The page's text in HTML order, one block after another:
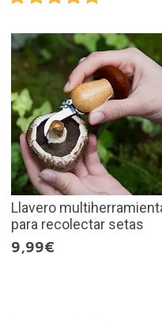
Llavero
para recolectar setas
9,99€